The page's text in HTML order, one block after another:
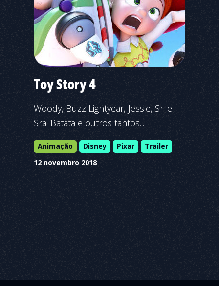
Toy Story 4
Woody, Buzz Lightyear, Jessie, Sr. e
Sra. Batata e outros tantos...
Animação Disney Pixar
Trailer
12 novembro 2018